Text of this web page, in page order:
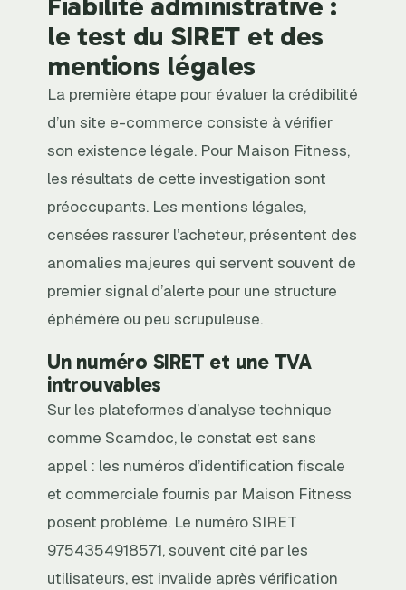
le test du SIRET et des
mentions légales
La première étape pour évaluer la crédibilité
d’un site e-commerce consiste à vérifier
son existence légale. Pour Maison Fitness,
les résultats de cette investigation sont
préoccupants. Les mentions légales,
censées rassurer l’acheteur, présentent des
anomalies majeures qui servent souvent de
premier signal d’alerte pour une structure
éphémère ou peu scrupuleuse.
Un numéro SIRET et une TVA
introuvables
Sur les plateformes d’analyse technique
comme Scamdoc, le constat est sans
appel : les numéros d’identification fiscale
et commerciale fournis par Maison Fitness
posent problème. Le numéro SIRET
9754354918571, souvent cité par les
utilisateurs, est invalide après vérification